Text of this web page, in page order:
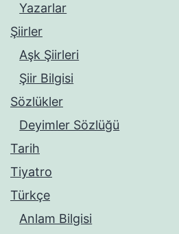
Yazarlar
Şiirler
Aşk Şiirleri
Şiir Bilgisi
Sözlükler
Deyimler Sözlüğü
Tarih
Tiyatro
Türkçe
Anlam Bilgisi